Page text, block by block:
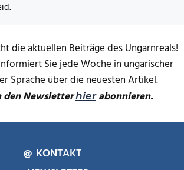
die aktuellen Beiträge des Ungarnreals!
Sie jede Woche in ungarischer
Sprache über die neuesten Artikel.
den Newsletterhierabonnieren.
KONTAKT